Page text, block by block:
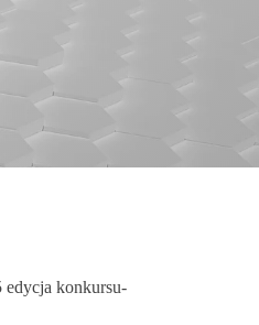
edycja konkursu-